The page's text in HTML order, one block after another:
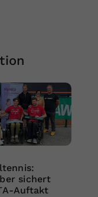
sichert
Auftakt